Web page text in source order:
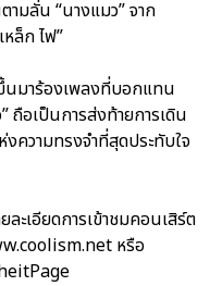
ามลั่น “นางแมว” จาก
ล็ก ไฟ”
มาร้องเพลงที่บอกแทน
ถือเป็นการส่งท้ายการเดิน
ความทรงจำที่สุดประทับใจ
ละเอียดการเข้าชมคอนเสิร์ต
หรือ